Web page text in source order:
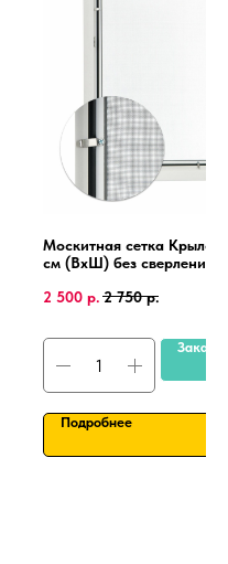
Москитная сетка Крыло
см (ВхШ) без сверления,
рамка.
2 500 р. 2 750 р.
Подробнее